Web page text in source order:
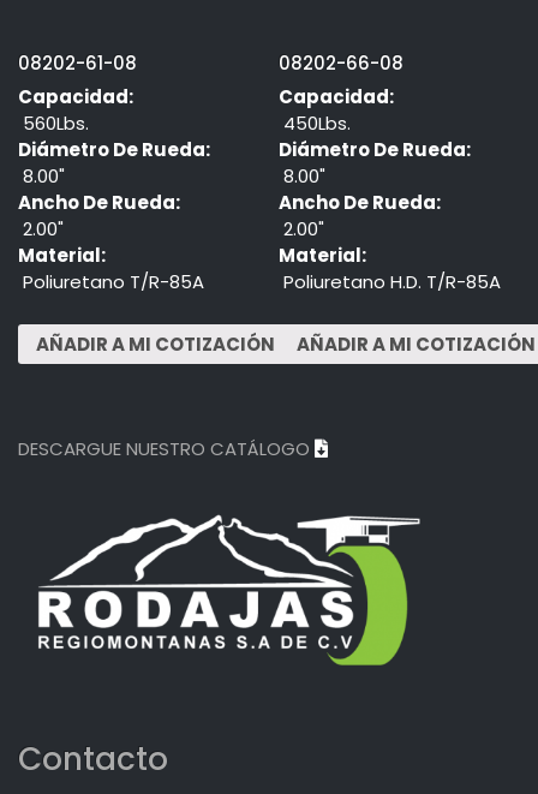
08202-61-08
Capacidad:
560Lbs.
Diámetro De Rueda:
8.00"
Ancho De Rueda:
2.00"
Material:
Poliuretano T/R-85A
08202-66-08
Capacidad:
450Lbs.
Diámetro De Rueda:
8.00"
Ancho De Rueda:
2.00"
Material:
Poliuretano H.D. T/R-85A
DESCARGUE NUESTRO CATÁLOGO
Contacto